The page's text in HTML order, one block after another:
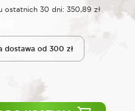
ostatnich 30 dni: 350,89 zł
dostawa od 300 zł